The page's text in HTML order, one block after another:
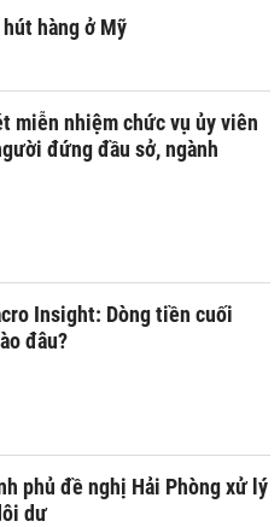
hàng ở Mỹ
miễn nhiệm chức vụ ủy viên
đứng đầu sở, ngành
Insight: Dòng tiền cuối
đâu?
phủ đề nghị Hải Phòng xử lý
dư